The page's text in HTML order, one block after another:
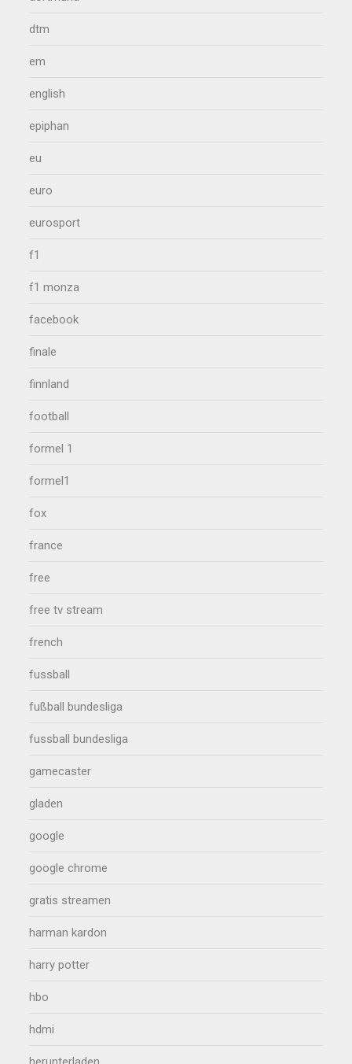
dtm
em
english
epiphan
eu
euro
eurosport
f1
f1 monza
facebook
finale
finnland
football
formel 1
formel1
fox
france
free
free tv stream
french
fussball
fußball bundesliga
fussball bundesliga
gamecaster
gladen
google
google chrome
gratis streamen
harman kardon
harry potter
hbo
hdmi